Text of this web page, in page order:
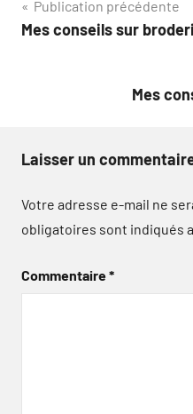
Navigation
de
Publication précédente
Mes conseils sur
Mes
Laisser un
Votre adresse e-mail ne
obligatoires sont indiqués
Commentaire*